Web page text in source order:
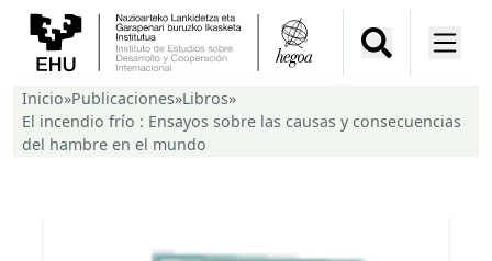
Inicio»Publicaciones»Libros»
El incendio frío : Ensayos sobre las causas y consecuencias
del hambre en el mundo